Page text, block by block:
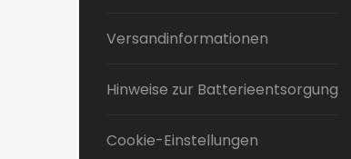
Versandinformationen
Hinweise zur Batterieentsorgung
Cookie-Einstellungen